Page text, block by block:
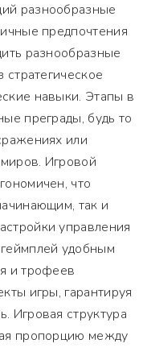
разнообразные
предпочтения
разнообразные
стратегическое
навыки. Этапы в
преграды, будь то
или
Игровой
что
так и
управления
удобным
и трофеев
игры, гарантируя
Игровая структура
пропорцию между